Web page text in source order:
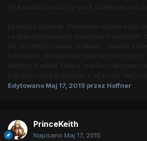
Edytowano Maj 17, 2015 przez Hoffner
PrinceKeith
Napisano Maj 17, 2015